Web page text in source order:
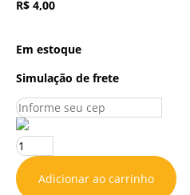
R$ 4,00
Em estoque
Simulação de frete
Adicionar ao carrinho